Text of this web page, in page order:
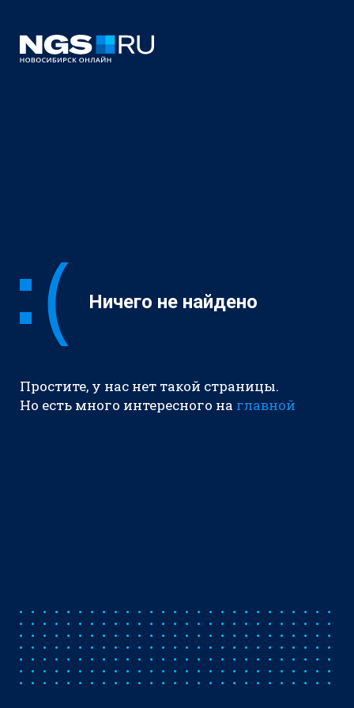
Ничего не найдено
Простите, у нас нет такой страницы.
Но есть много интересного на главной